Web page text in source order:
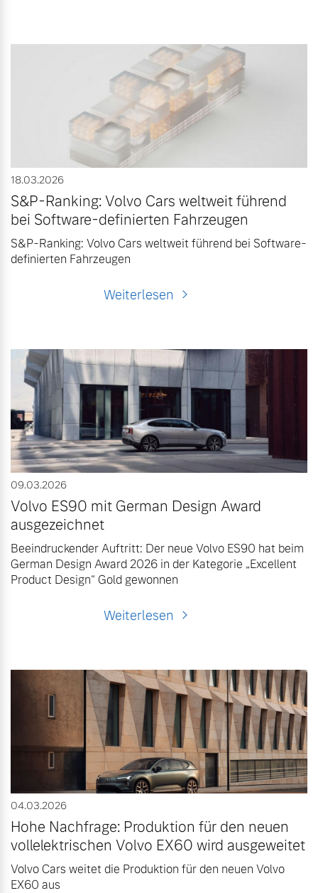
18.03.2026
S&P-Ranking: Volvo Cars weltweit führend
bei Software-definierten Fahrzeugen
S&P-Ranking: Volvo Cars weltweit führend bei Software-
definierten Fahrzeugen
Weiterlesen
09.03.2026
Volvo ES90 mit German Design Award
ausgezeichnet
Beeindruckender Auftritt: Der neue Volvo ES90 hat beim
German Design Award 2026 in der Kategorie „Excellent
Product Design“ Gold gewonnen
Weiterlesen
04.03.2026
Hohe Nachfrage: Produktion für den neuen
vollelektrischen Volvo EX60 wird ausgeweitet
Volvo Cars weitet die Produktion für den neuen Volvo
EX60 aus